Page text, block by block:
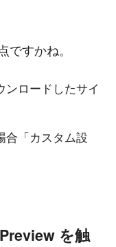
すかね。
ンロードしたサイ
合「カスタム設
を触